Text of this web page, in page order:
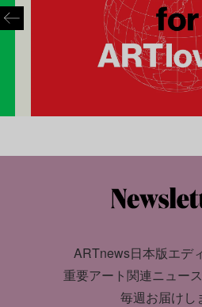
ARTnews日本版エデ
重要アート関連ニュー
毎週お届けし